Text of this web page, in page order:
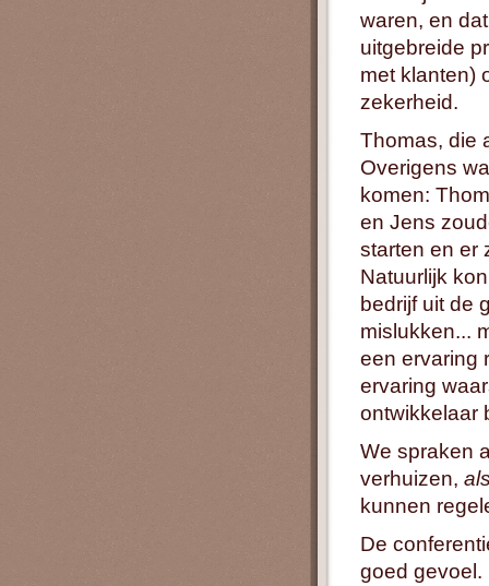
waren, en
uitgebreide
met klanten)
zekerheid.
Thomas, die
Overigens
komen:
en Jens
starten en er
Natuurlijk
bedrijf uit de
mislukken...
een ervaring
ervaring
ontwikkelaar
We spraken
verhuizen,
kunnen
De
goed gevoel.